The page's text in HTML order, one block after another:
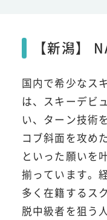
【新潟】
国内で希少なス
は、スキーデビ
い、ターン技術
コブ斜面を攻め
といった願いを
揃っています。
多く在籍するス
脱中級者を狙う